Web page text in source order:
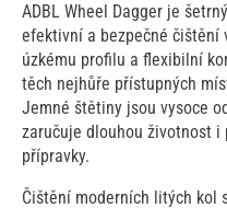
ADBL Wheel Dagger je
efektivní a bezpečné čištění
úzkému profilu a flexibilní
těch nejhůře přístupných
Jemné štětiny jsou vysoce
zaručuje dlouhou životnost
přípravky.
Čištění moderních litých kol